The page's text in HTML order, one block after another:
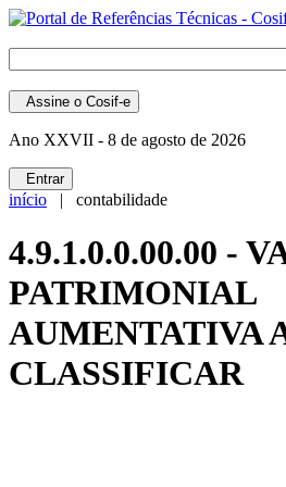
Assine o Cosif-e
Ano XXVII - 8 de agosto de 2026
Entrar
início | contabilidade
4.9.1.0.0.00.00 -
PATRIMONIAL
AUMENTATIVA
CLASSIFICAR